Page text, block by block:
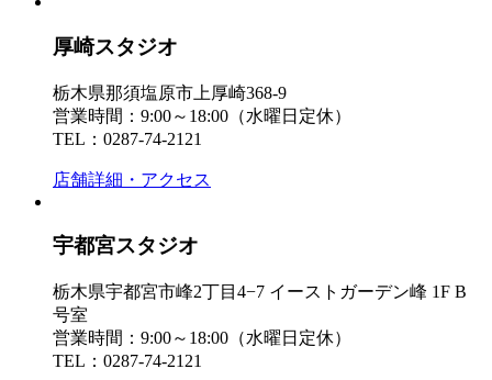
厚崎スタジオ
栃木県那須塩原市上厚崎368-9
営業時間：9:00～18:00（水曜日定休）
TEL：0287-74-2121
店舗詳細・アクセス
宇都宮スタジオ
栃木県宇都宮市峰2丁目4−7 イーストガーデン峰 1F B
号室
営業時間：9:00～18:00（水曜日定休）
TEL：0287-74-2121